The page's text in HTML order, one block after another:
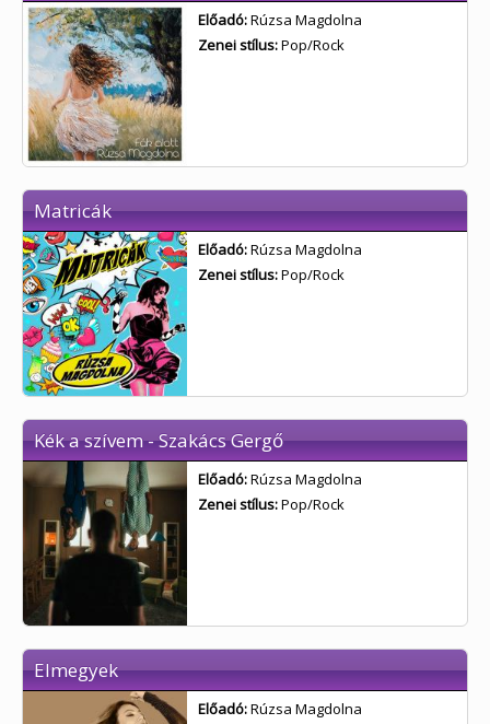
Előadó:Rúzsa Magdolna
Zenei stílus:Pop/Rock
Matricák
Előadó:Rúzsa Magdolna
Zenei stílus:Pop/Rock
Kék a szívem - Szakács Gergő
Előadó:Rúzsa Magdolna
Zenei stílus:Pop/Rock
Elmegyek
Előadó:Rúzsa Magdolna